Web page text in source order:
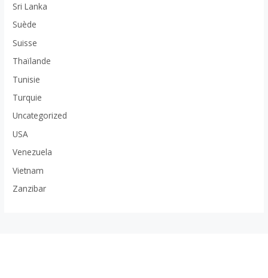
Sri Lanka
Suède
Suisse
Thaïlande
Tunisie
Turquie
Uncategorized
USA
Venezuela
Vietnam
Zanzibar